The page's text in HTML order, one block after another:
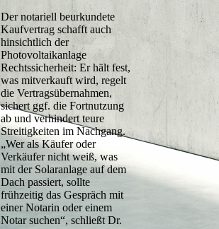
Der notariell beurkundete
Kaufvertrag schafft auch
hinsichtlich der
Photovoltaikanlage
Rechtssicherheit: Er hält fest,
was mitverkauft wird, regelt
die Vertragsübernahmen,
sichert ggf. die Fortnutzung
ab und verhindert teure
Streitigkeiten im Nachgang.
„Wer als Käufer oder
Verkäufer nicht weiß, was
mit der Solaranlage auf dem
Dach passiert, sollte
frühzeitig das Gespräch mit
einer Notarin oder einem
Notar suchen“, schließt Dr.